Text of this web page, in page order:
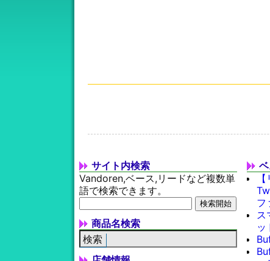
サイト内検索
Vandoren,ベース,リードなど複数単
語で検索できます。
商品名検索
フ
ス
ッ